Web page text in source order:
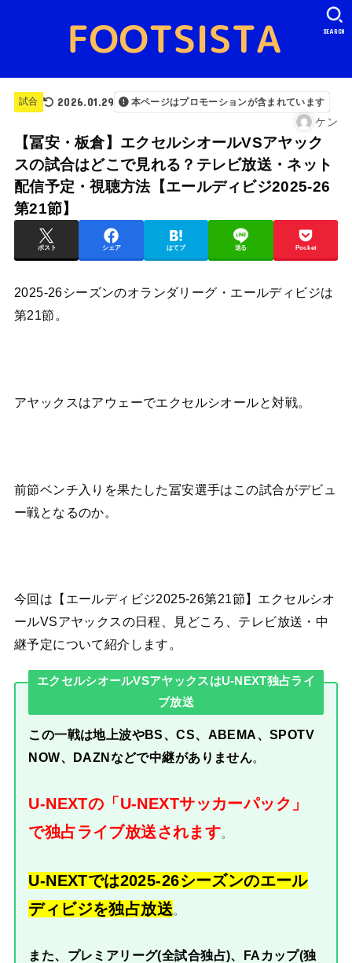
SEARCH
試合 2026.01.29 本ページはプロモーションが含まれています
ケン
【冨安・板倉】エクセルシオールVSアヤック
スの試合はどこで見れる？テレビ放送・ネット
配信予定・視聴方法【エールディビジ2025-26
第21節】
ポスト シェア はてブ 送る Pocket
2025-26シーズンのオランダリーグ・エールディビジは
第21節。
アヤックスはアウェーでエクセルシオールと対戦。
前節ベンチ入りを果たした冨安選手はこの試合がデビュ
ー戦となるのか。
今回は【エールディビジ2025-26第21節】エクセルシオ
ールVSアヤックスの日程、見どころ、テレビ放送・中
継予定について紹介します。
エクセルシオールVSアヤックスはU-NEXT独占ライ
ブ放送
この一戦は地上波やBS、CS、ABEMA、SPOTV
NOW、DAZNなどで中継がありません
U-NEXTの「U-NEXTサッカーパック」
で独占ライブ放送されます。
U-NEXTでは2025-26シーズンのエール
ディビジを独占放送。
また、プレミアリーグ(全試合独占)、FAカップ(独